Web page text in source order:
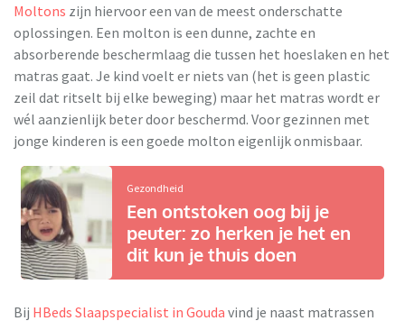
Moltons zijn hiervoor een van de meest onderschatte
oplossingen. Een molton is een dunne, zachte en
absorberende beschermlaag die tussen het hoeslaken en het
matras gaat. Je kind voelt er niets van (het is geen plastic
zeil dat ritselt bij elke beweging) maar het matras wordt er
wél aanzienlijk beter door beschermd. Voor gezinnen met
jonge kinderen is een goede molton eigenlijk onmisbaar.
Gezondheid
Een ontstoken oog bij je
peuter: zo herken je het en
dit kun je thuis doen
Bij HBeds Slaapspecialist in Gouda vind je naast matrassen